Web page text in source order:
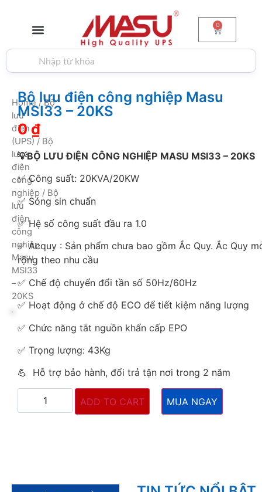
0
Home /Bộ
lưu
điện
(UPS) / Bộ
lưu
điện
công
nghiệp / Bộ
lưu
điện
công
nghiệp
Masu
MSI33
–
20KS
Bộ lưu điện công nghiệp Masu
MSI33 – 20KS
0₫
💡BỘ LƯU ĐIỆN CÔNG NGHIỆP MASU MSI33 – 20KS
✅ Công suất: 20KVA/20KW
✅ Sóng sin chuẩn
✅ Hệ số công suất đầu ra 1.0
✅ Acquy : Sản phẩm chưa bao gồm Ắc Quy. Ắc Quy
rộng theo nhu cầu
✅ Chế độ chuyển đổi tần số 50Hz/60Hz
✅ Hoạt động ở chế độ ECO để tiết kiệm năng lượng
✅ Chức năng tắt nguồn khẩn cấp EPO
✅ Trọng lượng: 43Kg
💪 Hỗ trợ bảo hành, đổi trả tận nơi trong 2 năm
ADD TO CART MUA NGAY